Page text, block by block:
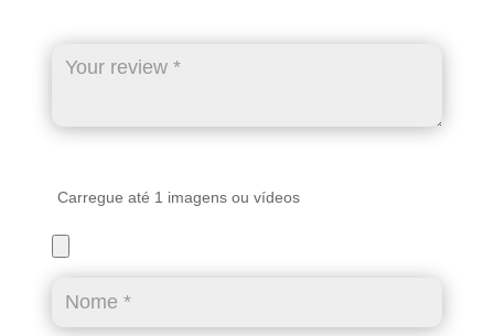
Carregue até 1 imagens ou vídeos